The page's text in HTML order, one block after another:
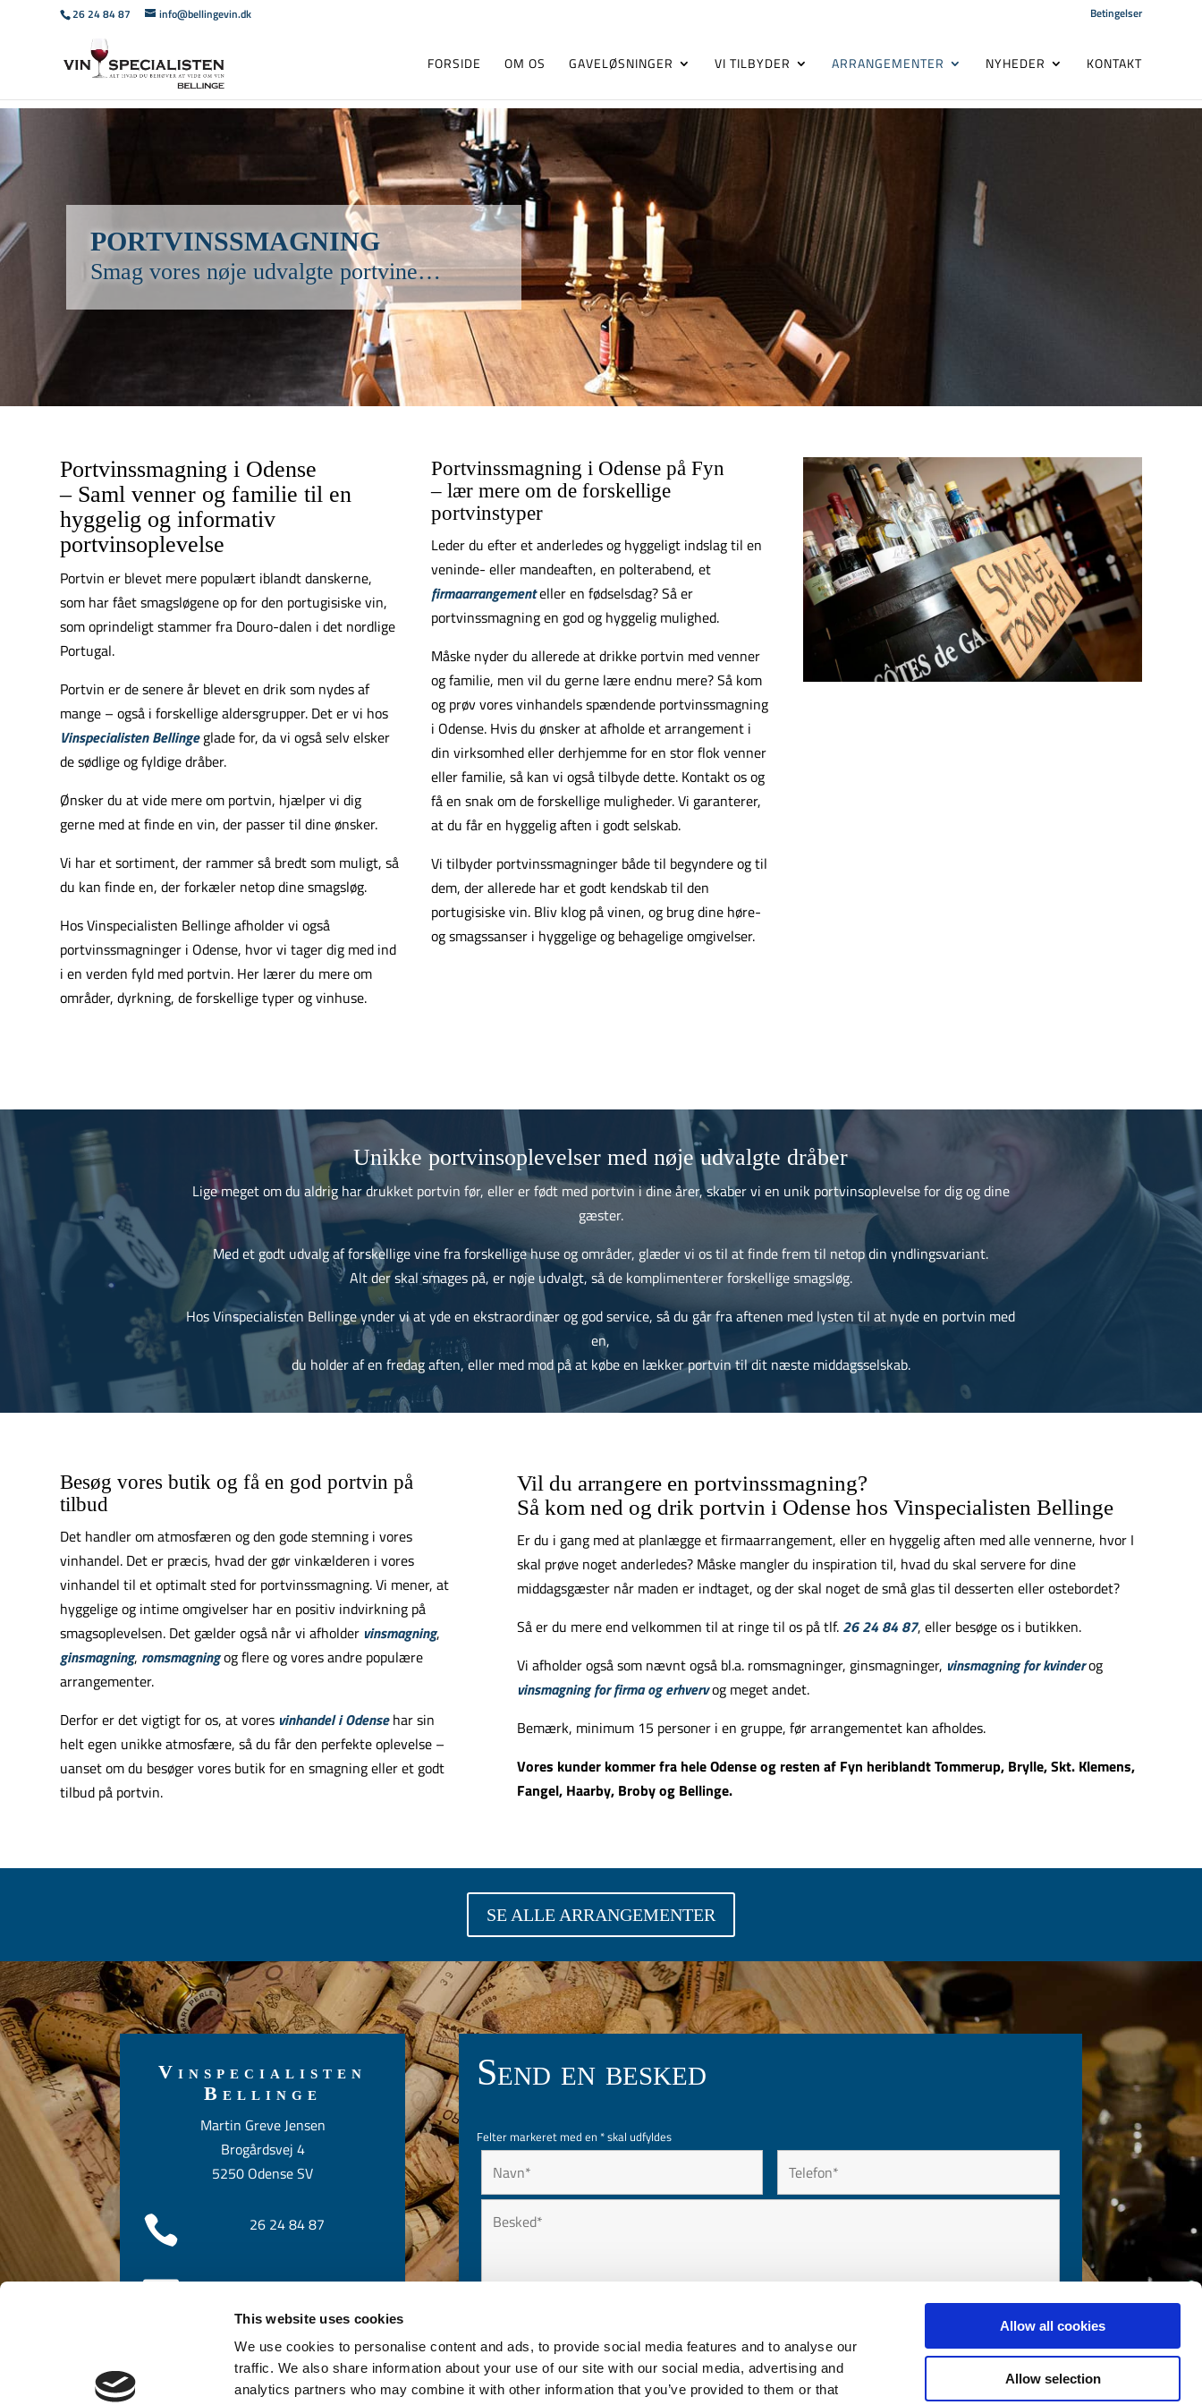
This website uses cookies
We use cookies to personalise content and ads, to provide social media features and to analyse our
traffic. We also share information about your use of our site with our social media, advertising and
analytics partners who may combine it with other information that you’ve provided to them or that
Allow all cookies
Allow selection
26 24 84 87 info@bellingevin.dk Betingelser
FORSIDE OM OS GAVELØSNINGER VI TILBYDER ARRANGEMENTER NYHEDER KONTAKT
PORTVINS­SMAGNING
Smag vores nøje udvalgte portvine…
Portvinssmagning i Odense
– Saml venner og familie til en
hyggelig og informativ
portvinsoplevelse
Portvin er blevet mere populært iblandt danskerne,
som har fået smagsløgene op for den portugisiske vin,
som oprindeligt stammer fra Douro-dalen i det nordlige
Portugal.
Portvin er de senere år blevet en drik som nydes af
mange – også i forskellige aldersgrupper. Det er vi hos
Vinspecialisten Bellingeglade for, da vi også selv elsker
de sødlige og fyldige dråber.
Ønsker du at vide mere om portvin, hjælper vi dig
gerne med at finde en vin, der passer til dine ønsker.
Vi har et sortiment, der rammer så bredt som muligt, så
du kan finde en, der forkæler netop dine smagsløg.
Hos Vinspecialisten Bellinge afholder vi også
portvinssmagninger i Odense, hvor vi tager dig med ind
i en verden fyld med portvin. Her lærer du mere om
områder, dyrkning, de forskellige typer og vinhuse.
Portvinssmagning i Odense på Fyn
– lær mere om de forskellige
portvinstyper
Leder du efter et anderledes og hyggeligt indslag til en
veninde- eller mandeaften, en polterabend, et
firmaarrangementeller en fødselsdag? Så er
portvinssmagning en god og hyggelig mulighed.
Måske nyder du allerede at drikke portvin med venner
og familie, men vil du gerne lære endnu mere? Så kom
og prøv vores vinhandels spændende portvinssmagning
i Odense. Hvis du ønsker at afholde et arrangement i
din virksomhed eller derhjemme for en stor flok venner
eller familie, så kan vi også tilbyde dette. Kontakt os og
få en snak om de forskellige muligheder. Vi garanterer,
at du får en hyggelig aften i godt selskab.
Vi tilbyder portvinssmagninger både til begyndere og til
dem, der allerede har et godt kendskab til den
portugisiske vin. Bliv klog på vinen, og brug dine høre-
og smagssanser i hyggelige og behagelige omgivelser.
Unikke portvinsoplevelser med nøje udvalgte dråber
Lige meget om du aldrig har drukket portvin før, eller er født med portvin i dine årer, skaber vi en unik portvinsoplevelse for dig og dine
gæster.
Med et godt udvalg af forskellige vine fra forskellige huse og områder, glæder vi os til at finde frem til netop din yndlingsvariant.
Alt der skal smages på, er nøje udvalgt, så de komplimenterer forskellige smagsløg.
Hos Vinspecialisten Bellinge ynder vi at yde en ekstraordinær og god service, så du går fra aftenen med lysten til at nyde en portvin med
en,
du holder af en fredag aften, eller med mod på at købe en lækker portvin til dit næste middagsselskab.
Besøg vores butik og få en god portvin på
tilbud
Det handler om atmosfæren og den gode stemning i vores
vinhandel. Det er præcis, hvad der gør vinkælderen i vores
vinhandel til et optimalt sted for portvinssmagning. Vi mener, at
hyggelige og intime omgivelser har en positiv indvirkning på
smagsoplevelsen. Det gælder også når vi afholder vinsmagning,
ginsmagning, romsmagningog flere og vores andre populære
arrangementer.
Derfor er det vigtigt for os, at vores vinhandel i Odensehar sin
helt egen unikke atmosfære, så du får den perfekte oplevelse –
uanset om du besøger vores butik for en smagning eller et godt
tilbud på portvin.
Vil du arrangere en portvinssmagning?
Så kom ned og drik portvin i Odense hos Vinspecialisten Bellinge
Er du i gang med at planlægge et firmaarrangement, eller en hyggelig aften med alle vennerne, hvor I
skal prøve noget anderledes? Måske mangler du inspiration til, hvad du skal servere for dine
middagsgæster når maden er indtaget, og der skal noget de små glas til desserten eller ostebordet?
Så er du mere end velkommen til at ringe til os på tlf. 26 24 84 87, eller besøge os i butikken.
Vi afholder også som nævnt også bl.a. romsmagninger, ginsmagninger, vinsmagning for kvinderog
vinsmagning for firma og erhvervog meget andet.
Bemærk, minimum 15 personer i en gruppe, før arrangementet kan afholdes.
Vores kunder kommer fra hele Odense og resten af Fyn heriblandt Tommerup, Brylle, Skt. Klemens,
Fangel, Haarby, Broby og Bellinge.
SE ALLE ARRANGEMENTER
Vinspecialisten
Bellinge
Martin Greve Jensen
Brogårdsvej 4
5250 Odense SV
 26 24 84 87
 info@bellingevin.dk
Følg os på Facebook
Send en besked
Felter markeret med en *skal udfyldes